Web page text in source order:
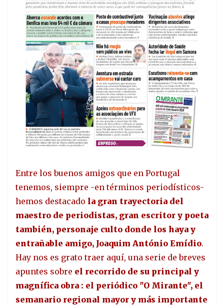
Entre los buenos amigos que en Portugal
tenemos, siempre -en términos periodísticos-
hemos destacado la gran trayectoria del
maestro de periodistas, gran escritor y poeta
también, personaje culto donde los haya y
entrañable amigo, Joaquim António Emídio.
Hay nos es grato traer aquí, una serie de breves
apuntes sobre el recorrido de su principal y
magnífica obra : el periódico "O Mirante", el
semanario regional mayor y más importante